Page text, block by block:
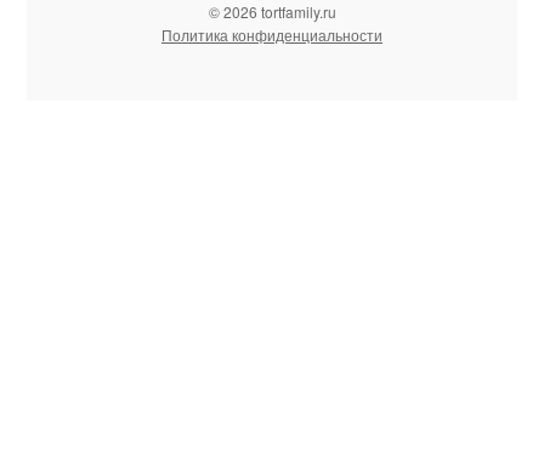
© 2026 tortfamily.ru
Политика конфиденциальности